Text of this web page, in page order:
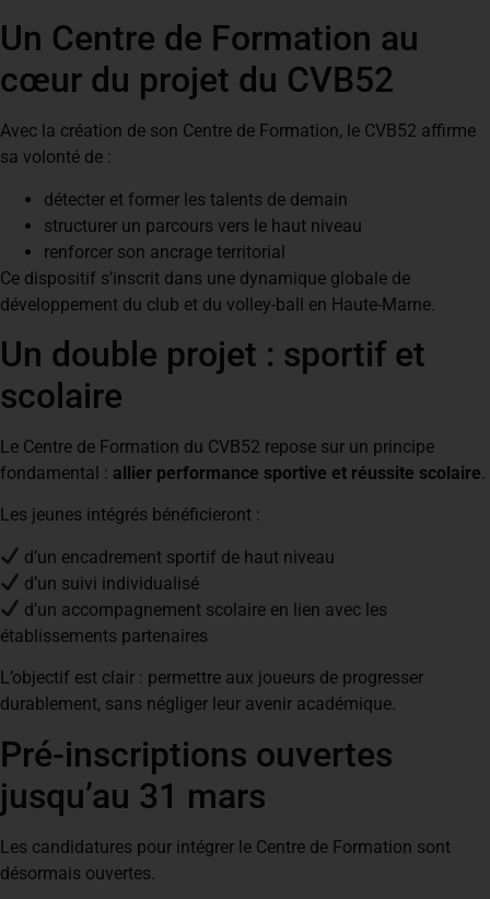
Un Centre de Formation au
cœur du projet du CVB52
Avec la création de son Centre de Formation, le CVB52 affirme
sa volonté de :
détecter et former les talents de demain
structurer un parcours vers le haut niveau
renforcer son ancrage territorial
Ce dispositif s’inscrit dans une dynamique globale de
développement du club et du volley-ball en Haute-Marne.
Un double projet : sportif et
scolaire
Le Centre de Formation du CVB52 repose sur un principe
fondamental : allier performance sportive et réussite scolaire.
Les jeunes intégrés bénéficieront :
d’un encadrement sportif de haut niveau
d’un suivi individualisé
d’un accompagnement scolaire en lien avec les
établissements partenaires
L’objectif est clair : permettre aux joueurs de progresser
durablement, sans négliger leur avenir académique.
Pré-inscriptions ouvertes
jusqu’au 31 mars
Les candidatures pour intégrer le Centre de Formation sont
désormais ouvertes.